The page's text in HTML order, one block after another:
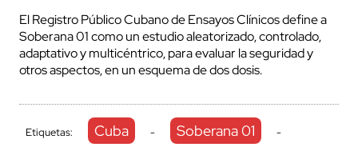
El Registro Público Cubano de Ensayos Clínicos define a
Soberana 01 como un estudio aleatorizado, controlado,
adaptativo y multicéntrico, para evaluar la seguridad y
otros aspectos, en un esquema de dos dosis.
Etiquetas: Cuba - Soberana 01 -